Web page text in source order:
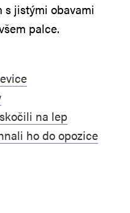
s jistými obavami
palce.
na lep
ho do opozice